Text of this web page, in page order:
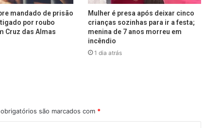
mandado de prisão
por roubo
Cruz das Almas
Mulher é presa após deixar cinco
crianças sozinhas para ir a festa;
menina de 7 anos morreu em
incêndio
1 dia atrás
são marcados com *